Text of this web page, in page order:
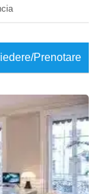
Prenotare